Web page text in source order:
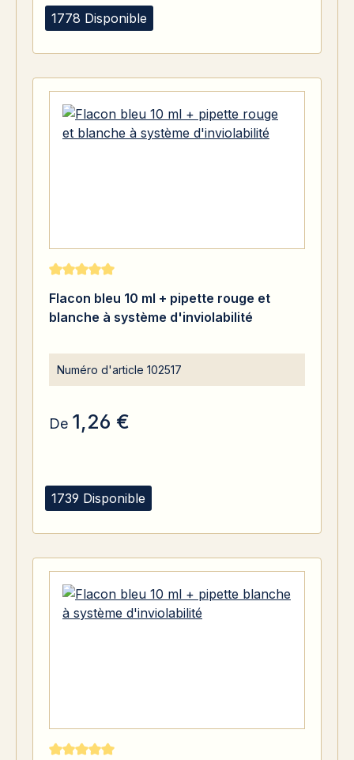
1778 Disponible
1739 Disponible
Note moyenne de 5 sur 5 étoiles
Flacon bleu 10 ml + pipette rouge et
blanche à système d'inviolabilité
Numéro d'article 102517
De 1,26 €